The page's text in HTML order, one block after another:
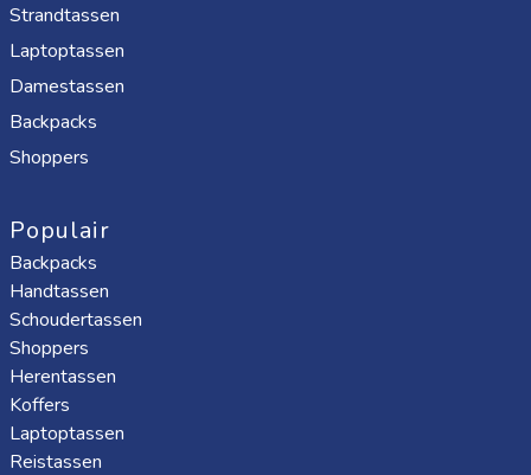
Strandtassen
Laptoptassen
Damestassen
Backpacks
Shoppers
Populair
Backpacks
Handtassen
Schoudertassen
Shoppers
Herentassen
Koffers
Laptoptassen
Reistassen